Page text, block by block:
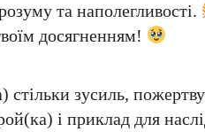
та наполегливості.
досягненням!
зусиль,
і приклад для